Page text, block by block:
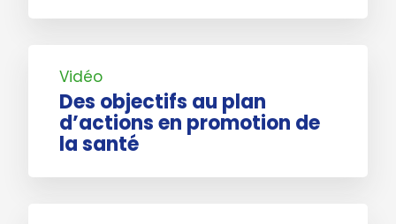
Vidéo
Des objectifs au plan
d’actions en promotion de
la santé